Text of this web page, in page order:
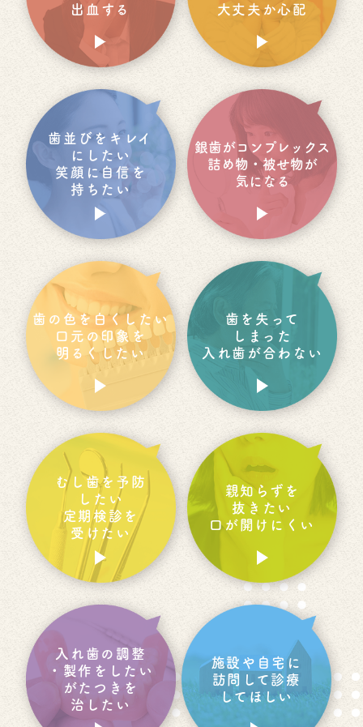
出血する
大丈夫か心配
歯並びをキレイ
にしたい
笑顔に自信を
持ちたい
銀歯がコンプレックス
詰め物・被せ物が
気になる
歯の色を 白くしたい
口元の印象を
明るくしたい
歯を失って
しまった
入れ歯が合わない
むし歯を予防
したい
定期検診を
受けたい
親知らずを
抜きたい
口が開けにくい
入れ歯の調整
・製作をしたい
がたつきを
治したい
施設や自宅に
訪問して診療
してほしい